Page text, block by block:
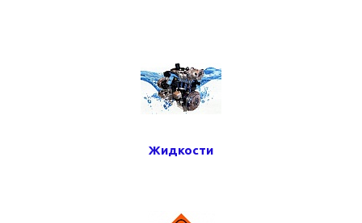
Жидкости